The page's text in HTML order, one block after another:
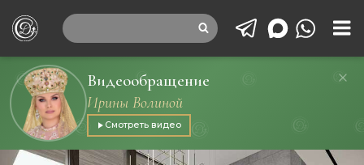
Видеообращение
Ирины Волиной
Смотреть видео